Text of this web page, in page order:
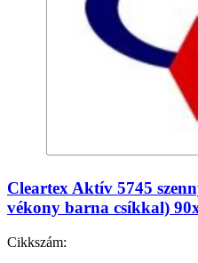
Cleartex Aktív 5745
vékony barna csíkkal)
Cikkszám: